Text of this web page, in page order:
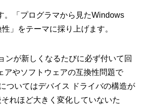
。「プログラマから見たWindows
」をテーマに採り上げます。
ンが新しくなるたびに必ず付いて回
アやソフトウェアの互換性問題で
ついてはデバイス ドライバの構造が
れほど大きく変化していないた